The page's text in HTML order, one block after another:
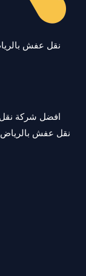
نقل عفش بالرياض -
افضل شركة
نقل عفش